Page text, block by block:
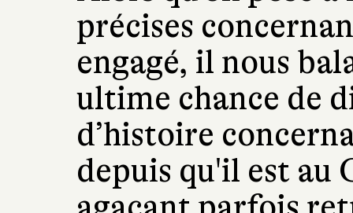
précises
engagé, il nous
ultime chance de
d’histoire
depuis qu'il est au